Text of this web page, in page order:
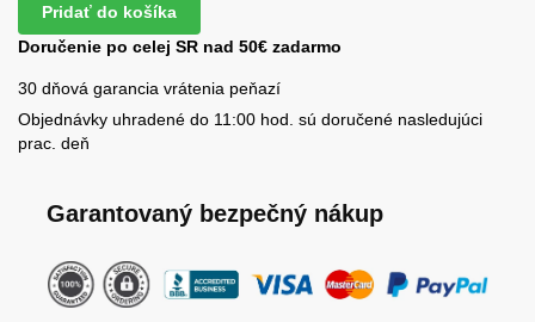
Pridať do košíka
Doručenie po celej SR nad 50€ zadarmo
30 dňová garancia vrátenia peňazí
Objednávky uhradené do 11:00 hod. sú doručené nasledujúci
prac. deň
Garantovaný bezpečný nákup